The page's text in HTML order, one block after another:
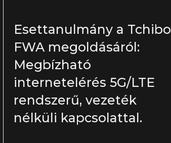
Esettanulmány a Tchibo
FWA megoldásáról:
Megbízható
internetelérés 5G/LTE
rendszerű, vezeték
nélküli kapcsolattal.